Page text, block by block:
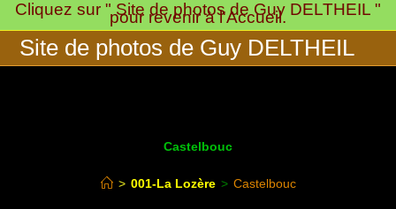
Skip
to
content
Cliquez sur " Site de photos de Guy DELTHEIL "
pour revenir à l'Accueil.
Site de photos de Guy DELTHEIL
Castelbouc
> 001-La Lozère > Castelbouc